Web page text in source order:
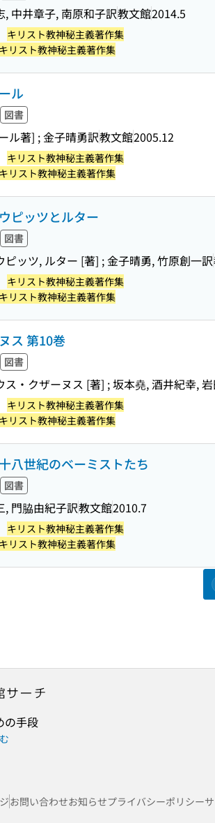
, 中井章子, 南原和子訳教文館2014.5
キリスト教神秘主義著作集
キリスト教神秘主義著作集
ル
図書
ル著] ; 金子晴勇訳教文館2005.12
キリスト教神秘主義著作集
キリスト教神秘主義著作集
ピッツとルター
図書
ピッツ, ルター [著] ; 金子晴勇, 竹原創一訳
キリスト教神秘主義著作集
キリスト教神秘主義著作集
ス 第10巻
図書
ス・クザーヌス [著] ; 坂本堯, 酒井紀幸,
キリスト教神秘主義著作集
キリスト教神秘主義著作集
八世紀のベーミストたち
図書
, 門脇由紀子訳教文館2010.7
キリスト教神秘主義著作集
キリスト教神秘主義著作集
の手段
お問い合わせお知らせプライバシーポリシー